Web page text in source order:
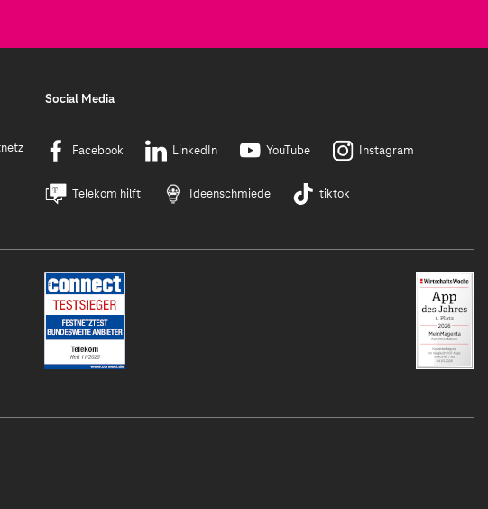
Social Media
Facebook LinkedIn YouTube Instagram
Telekom hilft Ideenschmiede tiktok